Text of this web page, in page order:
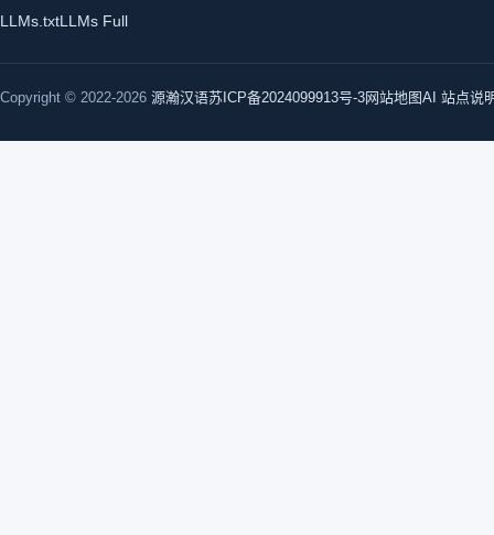
LLMs.txtLLMs Full
Copyright © 2022-2026 源瀚汉语苏ICP备2024099913号-3网站地图AI 站点说